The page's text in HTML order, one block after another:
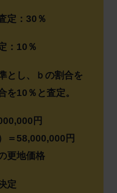
定：30％
：10％
とし、ｂの割合を
を10％と査定。
円
＝58,000,000円
更地価格
定